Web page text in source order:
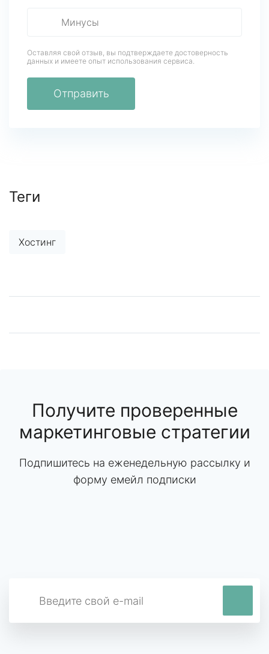
Оставляя свой отзыв, вы подтверждаете достоверность
данных и имеете опыт использования сервиса.
Отправить
Теги
Хостинг
Получите проверенные
маркетинговые стратегии
Подпишитесь на еженедельную рассылку и
форму емейл подписки